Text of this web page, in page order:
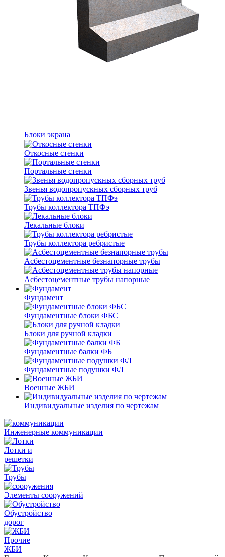
Блоки экрана
Откосные стенки
Портальные стенки
Звенья водопропускных сборных труб
Трубы коллектора ТПФэ
Лекальные блоки
Трубы коллектора ребристые
Асбестоцементные безнапорные трубы
Асбестоцементные трубы напорные
Фундамент
Фундаментные блоки ФБС
Блоки для ручной кладки
Фундаментные балки ФБ
Фундаментные подушки ФЛ
Военные ЖБИ
Индивидуальные изделия по чертежам
Инженерные коммуникации
Лотки и
решетки
Трубы
Элементы сооружений
Обустройство
дорог
Прочие
ЖБИ